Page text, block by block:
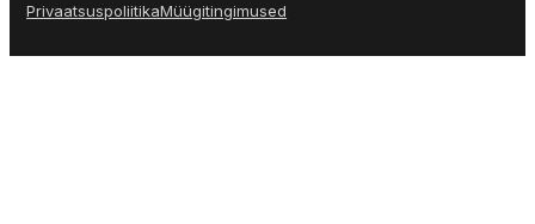
PrivaatsuspoliitikaMüügitingimused